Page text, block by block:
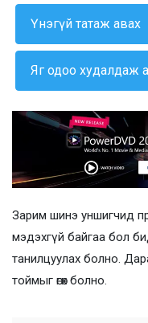
Үнэгүй татаж авах
Яг одоо худалдаж
Зарим шинэ уншигчид
мэдэхгүй байгаа бол
танилцуулах болно.
тоймыг өгөх болно.